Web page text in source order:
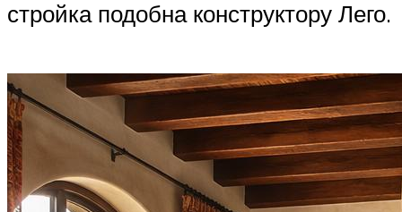
стройка подобна конструктору Лего.